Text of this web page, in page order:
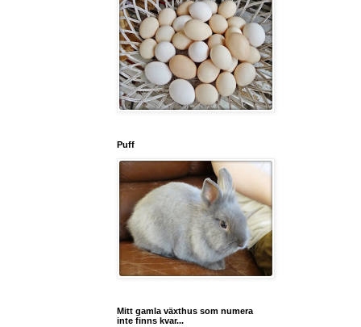
Puff
Mitt gamla växthus som numera
inte finns kvar...